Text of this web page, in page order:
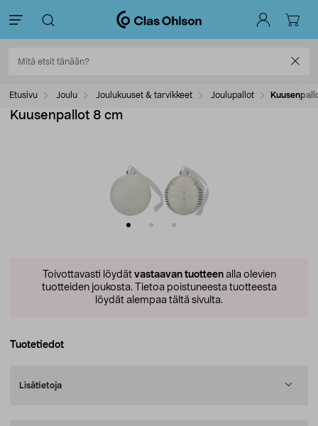
Etusivu Joulu Joulukuuset & tarvikkeet Joulupallot
Kuusenpallot 8 cm
Toivottavasti löydät vastaavan tuotteenalla olevien
tuotteiden joukosta. Tietoa poistuneesta tuotteesta
löydät alempaa tältä sivulta.
Tuotetiedot
Lisätietoja